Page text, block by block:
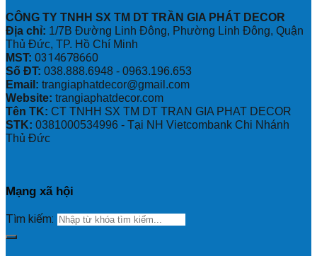
CÔNG TY TNHH SX TM DT TRẦN GIA PHÁT DECOR
Địa chỉ: 1/7B Đường Linh Đông, Phường Linh Đông, Quận
Thủ Đức, TP. Hồ Chí Minh
MST: 0314678660
Số ĐT: 038.888.6948 - 0963.196.653
Email: trangiaphatdecor@gmail.com
Website: trangiaphatdecor.com
Tên TK: CT TNHH SX TM DT TRAN GIA PHAT DECOR
STK: 0381000534996 - Tại NH Vietcombank Chi Nhánh
Thủ Đức
Mạng xã hội
Tìm kiếm: